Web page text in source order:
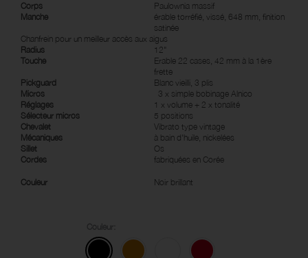
Corps
Paulownia massif
Manche
érable torréfié, vissé, 648 mm, finition
satinée
Chanfrein pour un meilleur accès aux aigus
Radius
12"
Touche
Erable 22 cases, 42 mm à la 1ère
frette
Pickguard
Blanc vieilli, 3 plis
Micros
3 x simple bobinage Alnico
Réglages
1 x volume + 2 x tonalité
Sélecteur micros
5 positions
Chevalet
Vibrato type vintage
Mécaniques
à bain d'huile, nickelées
Sillet
Os
Cordes
fabriquées en Corée
Couleur Noir brillant